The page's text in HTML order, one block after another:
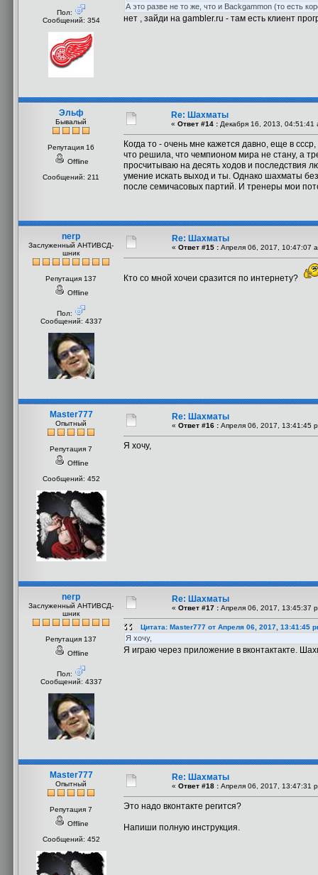
Пол:
Сообщений: 354
А это разве не то же, что и Backgammon (то есть
нет , зайди на gambler.ru - там есть клиент
Эльф
Бывалый
Репутация 16
Offline
Сообщений: 211
Re: Шахматы
« Ответ #14 : Декабря 16, 2013, 04:51:41
Когда то - очень мне кажется давно, еще в
что решила, что чемпионом мира не стану, а
просчитываю на десять ходов и последствия
умение искать выход и ты. Однако шахматы
после семичасовых партий. И тренеры мои
nerp
Заслуженный АНТИВСД-
шник
Репутация 137
Offline
Пол:
Сообщений: 4337
Re: Шахматы
« Ответ #15 : Апреля 06, 2017, 10:47:07
Кто со мной хочеи сразится по интернету?
Master777
Опытный
Репутация 7
Offline
Сообщений: 452
Re: Шахматы
« Ответ #16 : Апреля 06, 2017, 13:41:45
Я хочу,
nerp
Заслуженный АНТИВСД-
шник
Репутация 137
Offline
Пол:
Сообщений: 4337
Re: Шахматы
« Ответ #17 : Апреля 06, 2017, 13:45:37
Цитата: Master777 от Апреля 06, 2017, 13:41:45
Я хочу,
Я играю через приложение в вконтактакте.
Master777
Опытный
Репутация 7
Offline
Сообщений: 452
Re: Шахматы
« Ответ #18 : Апреля 06, 2017, 13:47:31
Это надо вконтакте регится?
Напиши полную инструкция.